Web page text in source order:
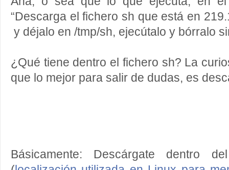
“Descarga el fichero sh que está en
y déjalo en /tmp/sh, ejecútalo y bórralo
¿Qué tiene dentro el fichero sh? La
que lo mejor para salir de dudas, es
Básicamente: Descárgate dentro